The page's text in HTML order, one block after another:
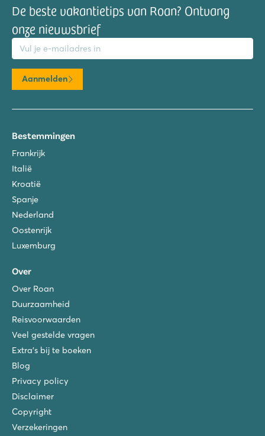
De beste vakantietips van Roan? Ontvang
onze nieuwsbrief
Aanmelden
Bestemmingen
Frankrijk
Italië
Kroatië
Spanje
Nederland
Oostenrijk
Luxemburg
Over
Over Roan
Duurzaamheid
Reisvoorwaarden
Veel gestelde vragen
Extra's bij te boeken
Blog
Privacy policy
Disclaimer
Copyright
Verzekeringen